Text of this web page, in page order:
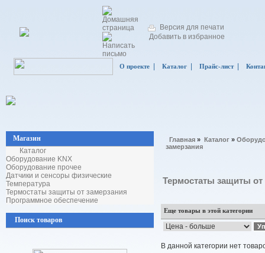
Версия для печати
Добавить в избранное
О проекте Каталог Прайс-лист|
Магазин
Каталог
Оборудование KNX
Оборудование прочее
Датчики и сенсоры физические
Температура
Термостаты защиты от замерзания
Программное обеспечение
Поиск товаров
Главная » Каталог »
замерзания
Термостаты защиты от
Еще товары в этой категории
В данной категории нет